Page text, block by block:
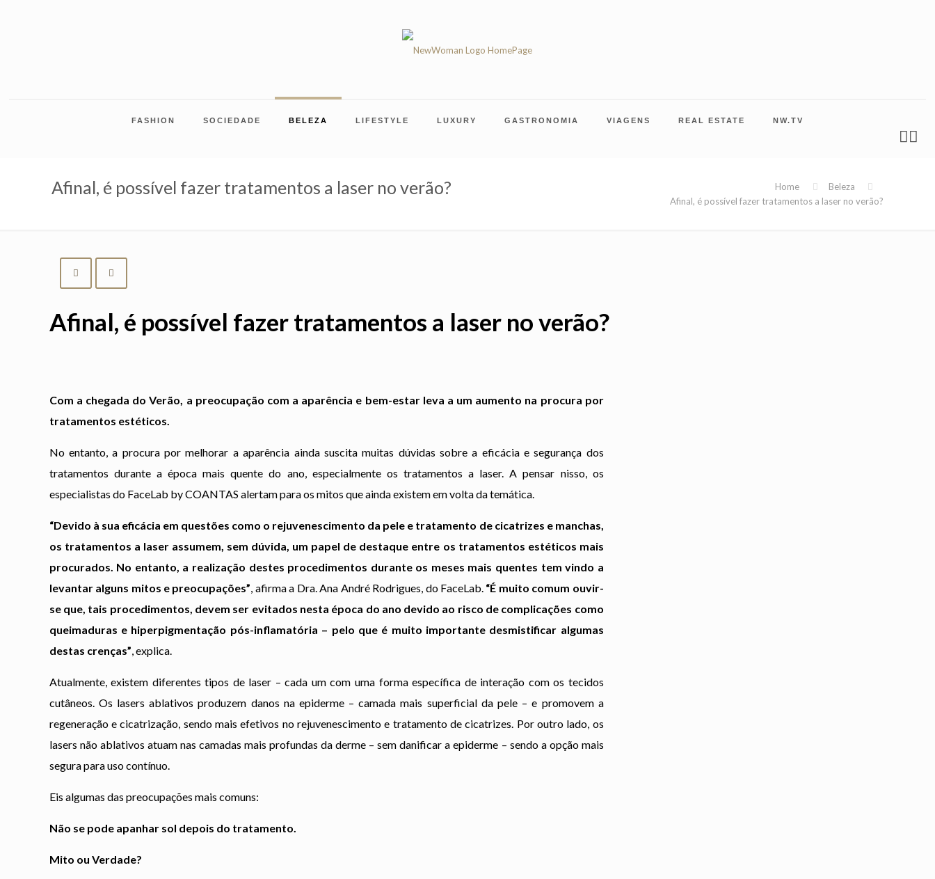
FASHION SOCIEDADE BELEZA LIFESTYLE LUXURY GASTRONOMIA VIAGENS REAL ESTATE NW.TV
Afinal, é possível fazer tratamentos a laser no verão? Home
Beleza
Afinal, é possível fazer tratamentos a laser no verão?
Afinal, é possível fazer tratamentos a laser no verão?
Com a chegada do Verão, a preocupação com a aparência e bem-estar leva a um aumento na procura por
tratamentos estéticos.
No entanto, a procura por melhorar a aparência ainda suscita muitas dúvidas sobre a eficácia e segurança dos
tratamentos durante a época mais quente do ano, especialmente os tratamentos a laser. A pensar nisso, os
especialistas do FaceLab by COANTAS alertam para os mitos que ainda existem em volta da temática.
“Devido à sua eficácia em questões como o rejuvenescimento da pele e tratamento de cicatrizes e manchas,
os tratamentos a laser assumem, sem dúvida, um papel de destaque entre os tratamentos estéticos mais
procurados. No entanto, a realização destes procedimentos durante os meses mais quentes tem vindo a
levantar alguns mitos e preocupações” , afirma a Dra. Ana André Rodrigues, do FaceLab. “É muito comum ouvir-
se que, tais procedimentos, devem ser evitados nesta época do ano devido ao risco de complicações como
queimaduras e hiperpigmentação pós-inflamatória – pelo que é muito importante desmistificar algumas
destas crenças” , explica.
Atualmente, existem diferentes tipos de laser – cada um com uma forma específica de interação com os tecidos
cutâneos. Os lasers ablativos produzem danos na epiderme – camada mais superficial da pele – e promovem a
regeneração e cicatrização, sendo mais efetivos no rejuvenescimento e tratamento de cicatrizes. Por outro lado, os
lasers não ablativos atuam nas camadas mais profundas da derme – sem danificar a epiderme – sendo a opção mais
segura para uso contínuo.
Eis algumas das preocupações mais comuns:
Não se pode apanhar sol depois do tratamento.
Mito ou Verdade?